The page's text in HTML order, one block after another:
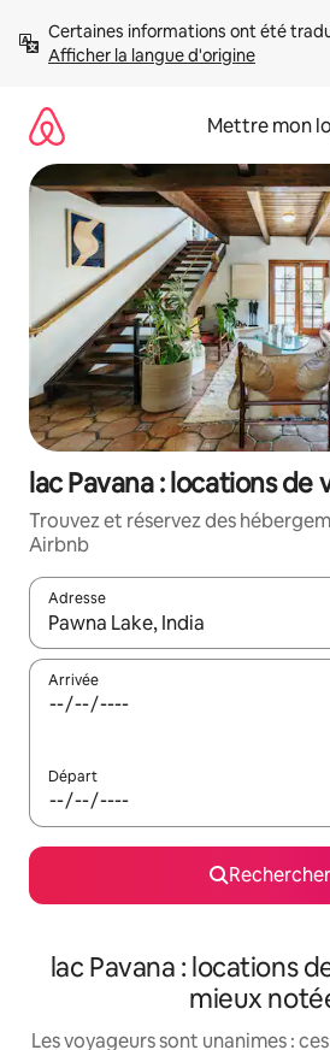
directement
Afficher la langue d'origine
Mettre mon
lac Pavana : locations de
Trouvez et réservez des
Airbnb
Adresse
Lorsque les résultats s'affichent,
Arrivée
Départ
Rechercher
lac Pavana : locations
mieux
Les voyageurs sont unanimes :